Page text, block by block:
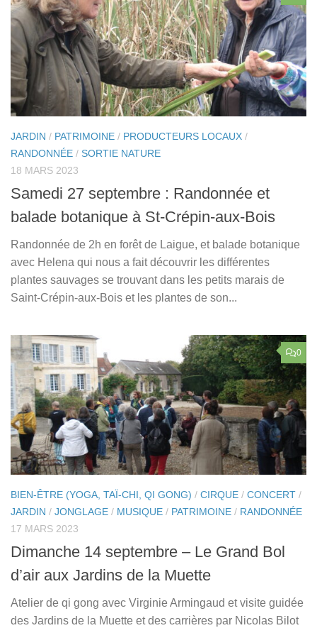
JARDIN / PATRIMOINE / PRODUCTEURS LOCAUX /
RANDONNÉE / SORTIE NATURE
18 MARS 2023
Samedi 27 septembre : Randonnée et
balade botanique à St-Crépin-aux-Bois
Randonnée de 2h en forêt de Laigue, et balade botanique
avec Helena qui nous a fait découvrir les différentes
plantes sauvages se trouvant dans les petits marais de
Saint-Crépin-aux-Bois et les plantes de son...
0
BIEN-ÊTRE (YOGA, TAÏ-CHI, QI GONG) / CIRQUE / CONCERT /
JARDIN / JONGLAGE / MUSIQUE / PATRIMOINE / RANDONNÉE
17 MARS 2023
Dimanche 14 septembre – Le Grand Bol
d’air aux Jardins de la Muette
Atelier de qi gong avec Virginie Armingaud et visite guidée
des Jardins de la Muette et des carrières par Nicolas Bilot